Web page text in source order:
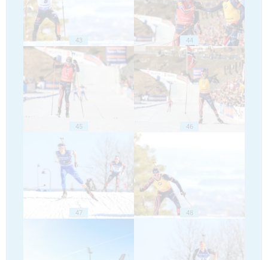
43 44
45 46
47 48